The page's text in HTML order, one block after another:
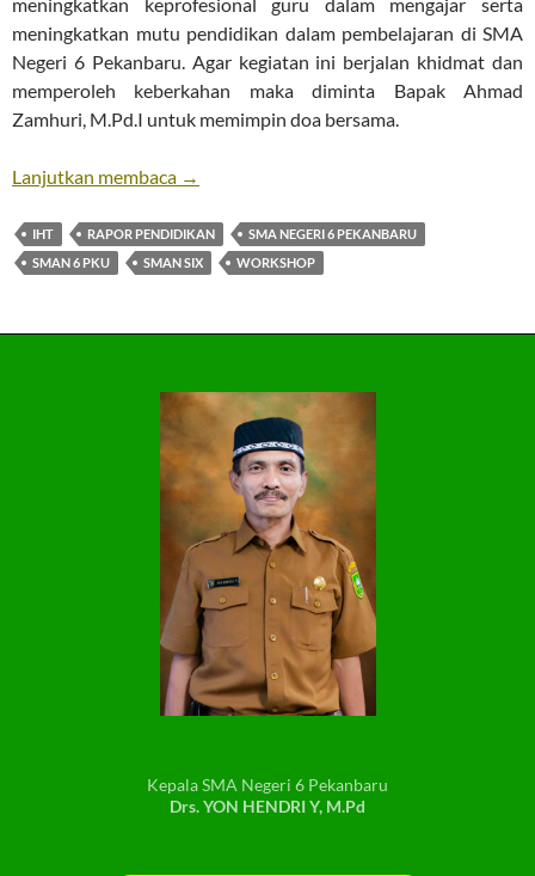
meningkatkan mutu pendidikan dalam pembelajaran di SMA
Negeri 6 Pekanbaru. Agar kegiatan ini berjalan khidmat dan
memperoleh keberkahan maka diminta Bapak Ahmad
Zamhuri, M.Pd.I untuk memimpin doa bersama.
Lanjutkan membaca Workshop Rapor Pendidikan
→
IHT RAPOR PENDIDIKAN
SMA NEGERI 6 PEKANBARU
SMAN 6 PKU
SMAN SIX WORKSHOP
Kepala SMA Negeri 6 Pekanbaru
Drs. YON HENDRI Y, M.Pd